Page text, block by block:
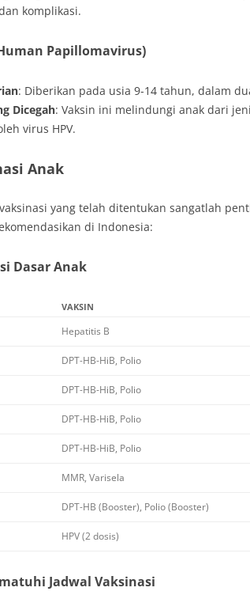
komplikasi.
Papillomavirus)
: Diberikan pada usia 9-14 tahun, dalam
Dicegah: Vaksin ini melindungi anak dari
virus HPV.
Anak
yang telah ditentukan sangatlah
di Indonesia:
Dasar Anak
VAKSIN
Hepatitis B
DPT-HB-HiB, Polio
DPT-HB-HiB, Polio
DPT-HB-HiB, Polio
DPT-HB-HiB, Polio
MMR, Varisela
DPT-HB (Booster), Polio (Booster)
HPV (2 dosis)
Jadwal Vaksinasi